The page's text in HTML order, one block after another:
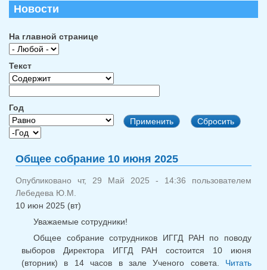
Новости
На главной странице
Текст
Год
Год
Год
Общее собрание 10 июня 2025
Опубликовано чт, 29 Май 2025 - 14:36 пользователем
Лебедева Ю.М.
10 июн 2025 (вт)
Уважаемые сотрудники!
Общее собрание сотрудников ИГГД РАН по поводу
выборов Директора ИГГД РАН состоится 10 июня
(вторник) в 14 часов в зале Ученого совета. Читать